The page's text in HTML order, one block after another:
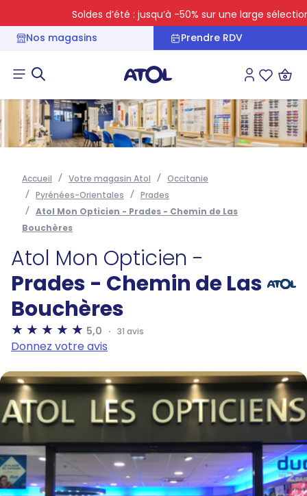
Soldes d’été : jusqu’à -50% sur une large sélection
Nos magasins
Prendre RDV
Connexion
Accueil Votre magasin Atol
Occitanie
Pyrénées-Orientales
Prades
Atol Mon Opticien - Prades - Chemin de Las
Bouchères
Atol Mon Opticien -
Prades - Chemin de Las
Bouchères
5,0 31 avis
Donnez votre avis